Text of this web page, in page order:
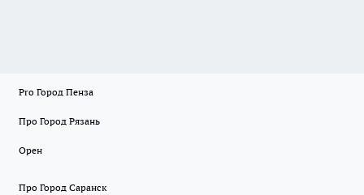
Pro Город Пенза
Про Город Рязань
Орен
Про Город Саранск